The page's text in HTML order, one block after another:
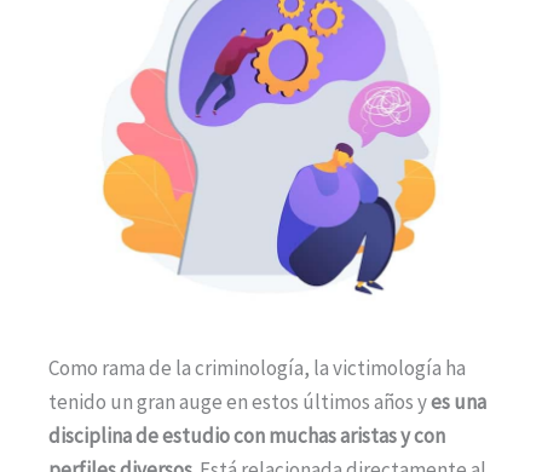
Como rama de la criminología, la victimología ha
tenido un gran auge en estos últimos años yes una
disciplina de estudio con muchas aristas y con